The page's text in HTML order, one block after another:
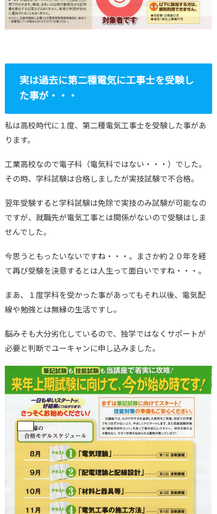
実は過去に第二種電気に工事士を受験し
た事が・・・
私は高校時代に１度、第二種電気工事士を受験した事があ
ります。
工業高校なので電子科（電気科ではない・・・）でした。
その時、学科試験は合格しましたが実技試験で不合格。
翌年受験すると学科試験は免除で実技のみ試験が可能なの
ですが、就職先が電気工事とは関係がないので受験はしま
せんでした。
今思うともったいないですね・・・。まさか約２０年を経
て再び受験を決意するとは人生って面白いですね・・・。
まあ、１度学科を受かった事があってもそれ以後、電気配
線や勉強とは無縁の生活ですし。
脳みそも大分劣化しているので、独学ではなくサポートが
必要と判断でユーキャンに申し込みました。